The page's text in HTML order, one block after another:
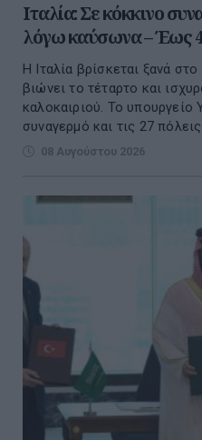
Ιταλία: Σε κόκκινο
λόγω καύσωνα – Έως
Η Ιταλία βρίσκεται ξανά
βιώνει το τέταρτο και
καλοκαιριού. Το υπουργείο
συναγερμό και τις 27
08 Αυγούστου 2026